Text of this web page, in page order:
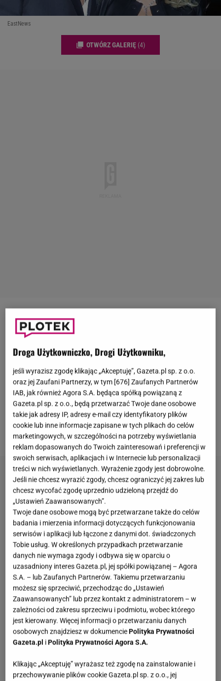
EastNews
OTWÓRZ GALERIĘ (4)
1 stycznia media obiegła informacja o śmierci
Jocelyn Wildenstein
lat w Paryżu, a jako przyczynę zgonu podano zator
zamiłowania do chirurgii plastycznej.Gwiazda miała
dać się pochłonąć niecodziennej pasji do tego
stopnia, że wkrótce głośno zaczęło się mówić o jej
bankructwie. Teraz wspomnianym doniesieniom
zaprzeczyłLloyd Klein, narzeczony Wildenstein.
Droga Użytkowniczko, Drogi Użytkowniku,
jeśli wyrazisz zgodę klikając „Akceptuję”, Gazeta.pl sp. z o.o.
oraz jej Zaufani Partnerzy, w tym [676] Zaufanych Partnerów
IAB, jak również Agora S.A. będąca spółką powiązaną z
Gazeta.pl sp. z o.o., będą przetwarzać Twoje dane osobowe
takie jak adresy IP, adresy e-mail czy identyfikatory plików
cookie lub inne informacje zapisane w tych plikach do celów
marketingowych, w szczególności na potrzeby wyświetlania
reklam dopasowanych do Twoich zainteresowań i preferencji w
swoich serwisach, aplikacjach i w Internecie lub personalizacji
treści w nich wyświetlanych. Wyrażenie zgody jest dobrowolne.
Jeśli nie chcesz wyrazić zgody, chcesz ograniczyć jej zakres lub
chcesz wycofać zgodę uprzednio udzieloną przejdź do
„Ustawień Zaawansowanych”.
Twoje dane osobowe mogą być przetwarzane także do celów
badania i mierzenia informacji dotyczących funkcjonowania
serwisów i aplikacji lub łączone z danymi dot. świadczonych
Tobie usług. W określonych przypadkach przetwarzanie
danych nie wymaga zgody i odbywa się w oparciu o
uzasadniony interes Gazeta.pl, jej spółki powiązanej – Agora
S.A. – lub Zaufanych Partnerów. Takiemu przetwarzaniu
możesz się sprzeciwić, przechodząc do „Ustawień
Zaawansowanych” lub przez kontakt z administratorem – w
zależności od zakresu sprzeciwu i podmiotu, wobec którego
jest kierowany. Więcej informacji o przetwarzaniu danych
osobowych znajdziesz w dokumenciePolityka Prywatności
Gazeta.pl iPolityka Prywatności Agora S.A.
Klikając „Akceptuję” wyrażasz też zgodę na zainstalowanie i
przechowywanie plików cookie Gazeta.pl sp. z o.o., jej